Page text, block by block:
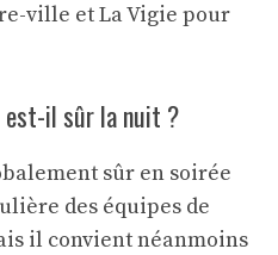
ville et La Vigie pour
est-il sûr la nuit ?
sûr en soirée
des équipes de
il convient néanmoins